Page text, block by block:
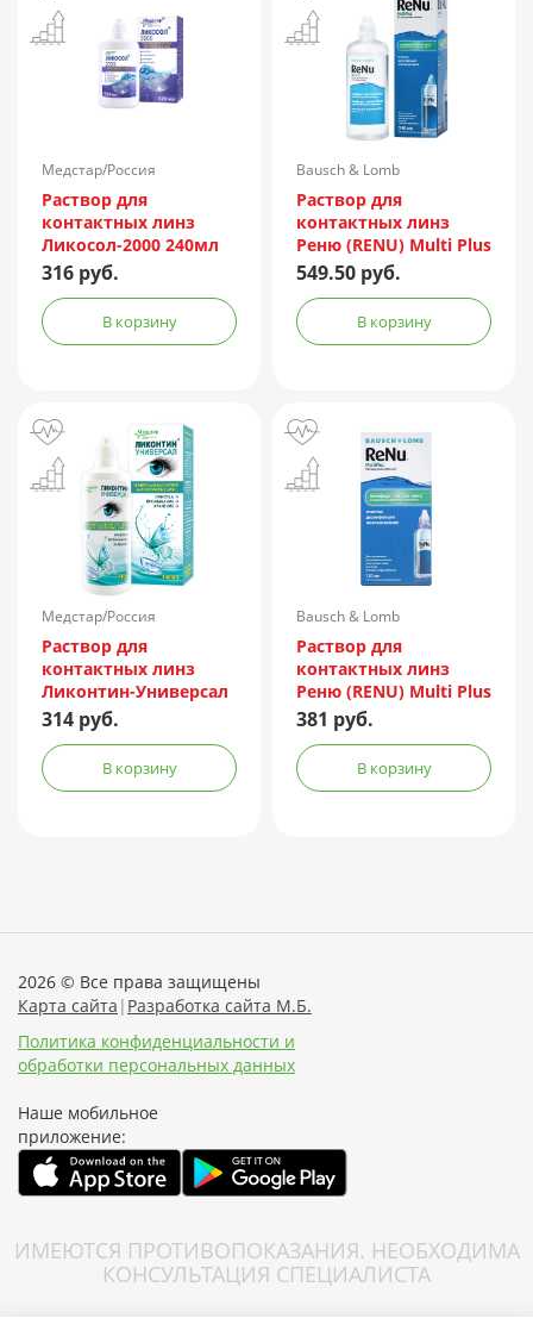
Медстар/Россия
Раствор для
контактных линз
Ликосол-2000 240мл
316 руб.
В корзину
Bausch & Lomb
Incorporated/Италия
Раствор для
контактных линз
Реню (RENU) Multi Plus
240мл + контейнер
549.50 руб.
В корзину
Медстар/Россия
Раствор для
контактных линз
Ликонтин-Универсал
240мл
314 руб.
В корзину
Bausch & Lomb
Incorporated/Италия
Раствор для
контактных линз
Реню (RENU) Multi Plus
120мл + контейнер
381 руб.
В корзину
2026 © Все права защищены
Карта сайта | Разработка сайта М.Б.
Политика конфиденциальности и
обработки персональных данных
Наше мобильное
приложение:
ИМЕЮТСЯ ПРОТИВОПОКАЗАНИЯ. НЕОБХОДИМА
КОНСУЛЬТАЦИЯ СПЕЦИАЛИСТА